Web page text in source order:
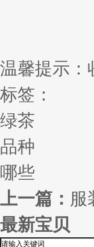
温馨提示：
标签：
绿茶
品种
哪些
上一篇： 服
最新宝贝